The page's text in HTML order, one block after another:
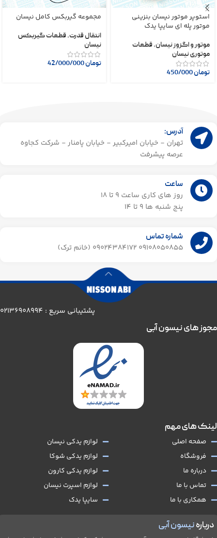
استوپر موتور نیسان بنزینی
موتور پله ای سایپا یدک
موتور و اگزوز نیسان, قطعات
موتوری نیسان
تومان
مجموعه گیربکس کامل نیسان
انتقال قدرت, قطعات گیربکس
نیسان
تومان
آدرس:
تهران - خیابان امیرکبیر - خیابان پامنار - شرکت کجاوه
عرصه پیشرفت
ساعت
روز های کاری ساعت ۹ تا 18
پنج شنبه ها 9 تا 14​
شماره تماس
09108050855 09024384172 (خانم ترک)
پشتیبانی سریع : 02136908994
دربارهنیسون آبی
لینک های مهم
صفحه اصلی
فروشگاه
درباره ما
تماس با ما
همکاری با ما
لوازم یدکی نیسان
لوازم یدکی شوکا
لوازم یدکی کارون
لوازم اسپرت نیسان
سایپا یدک
مجوز های نیسون آبی